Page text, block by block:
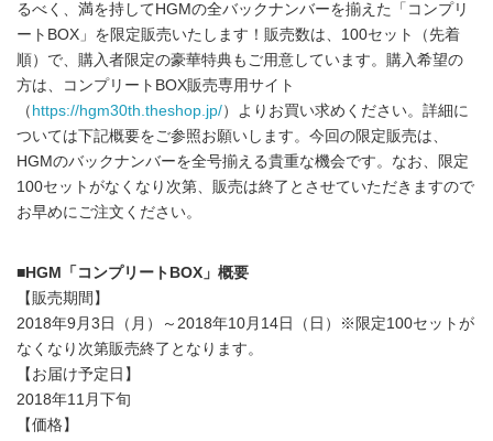
るべく、満を持してHGMの全バックナンバーを揃えた「コンプリ
ートBOX」を限定販売いたします！販売数は、100セット（先着
順）で、購入者限定の豪華特典もご用意しています。購入希望の
方は、コンプリートBOX販売専用サイト
（ https://hgm30th.theshop.jp/）よりお買い求めください。詳細に
ついては下記概要をご参照お願いします。今回の限定販売は、
HGMのバックナンバーを全号揃える貴重な機会です。なお、限定
100セットがなくなり次第、販売は終了とさせていただきますので
お早めにご注文ください。
■HGM「コンプリートBOX」概要
【販売期間】
2018年9月3日（月）～2018年10月14日（日）※限定100セットが
なくなり次第販売終了となります。
【お届け予定日】
2018年11月下旬
【価格】